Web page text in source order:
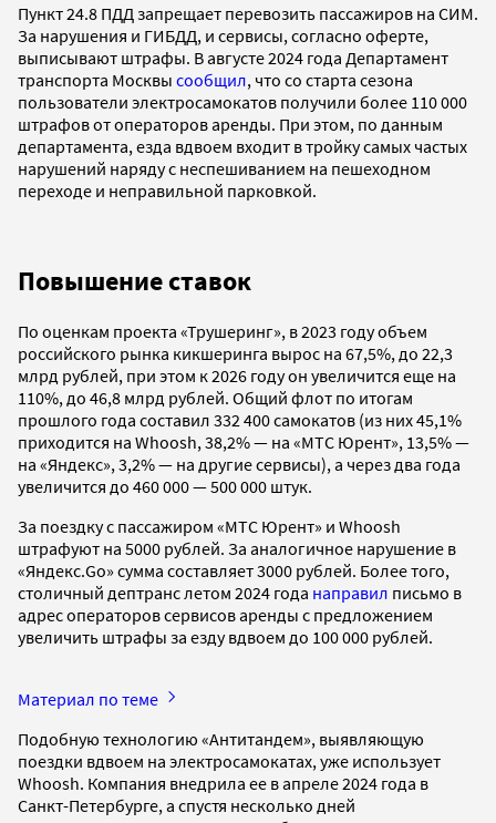
Пункт 24.8 ПДД запрещает перевозить пассажиров на СИМ.
За нарушения и ГИБДД, и сервисы, согласно оферте,
выписывают штрафы. В августе 2024 года Департамент
транспорта Москвы сообщил, что со старта сезона
пользователи электросамокатов получили более 110 000
штрафов от операторов аренды. При этом, по данным
департамента, езда вдвоем входит в тройку самых частых
нарушений наряду с неспешиванием на пешеходном
переходе и неправильной парковкой.
Повышение ставок
По оценкам проекта «Трушеринг», в 2023 году объем
российского рынка кикшеринга вырос на 67,5%, до 22,3
млрд рублей, при этом к 2026 году он увеличится еще на
110%, до 46,8 млрд рублей. Общий флот по итогам
прошлого года составил 332 400 самокатов (из них 45,1%
приходится на Whoosh, 38,2% — на «МТС Юрент», 13,5% —
на «Яндекс», 3,2% — на другие сервисы), а через два года
увеличится до 460 000 — 500 000 штук.
За поездку с пассажиром «МТС Юрент» и Whoosh
штрафуют на 5000 рублей. За аналогичное нарушение в
«Яндекс.Go» сумма составляет 3000 рублей. Более того,
столичный дептранс летом 2024 года направил письмо в
адрес операторов сервисов аренды с предложением
увеличить штрафы за езду вдвоем до 100 000 рублей.
Материал по теме
Подобную технологию «Антитандем», выявляющую
поездки вдвоем на электросамокатах, уже использует
Whoosh. Компания внедрила ее в апреле 2024 года в
Санкт-Петербурге, а спустя несколько дней